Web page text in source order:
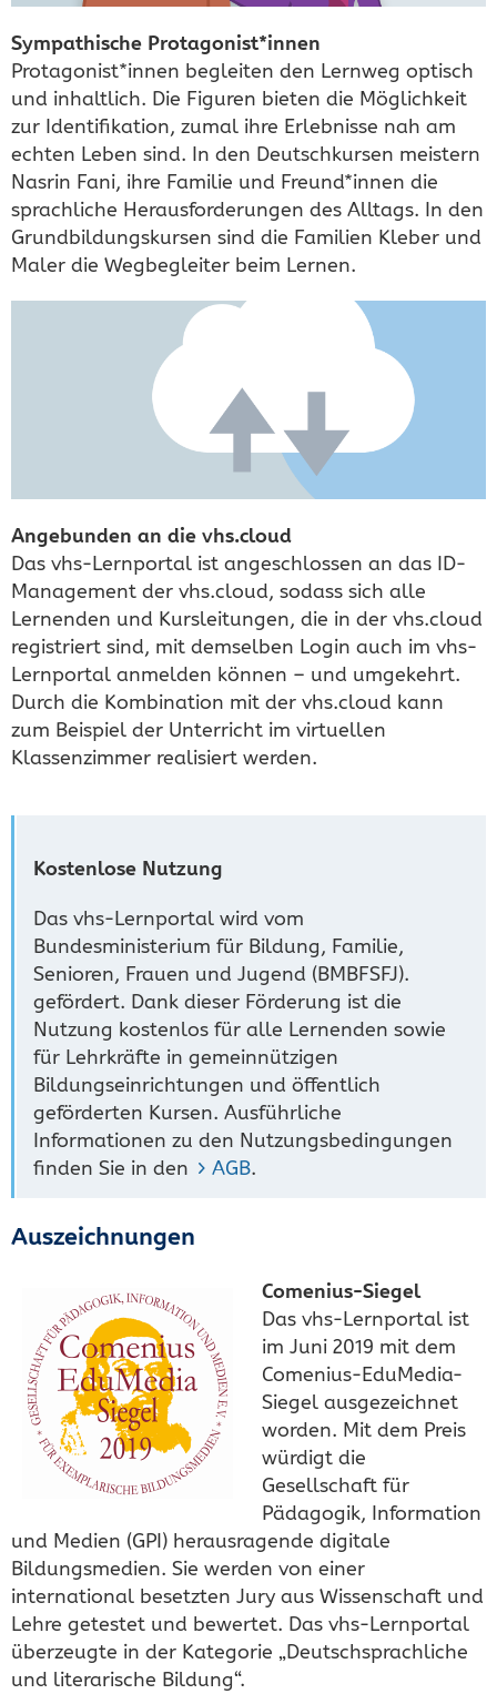
Sympathische Protagonist*innen
Protagonist*innen begleiten den Lernweg optisch
und inhaltlich. Die Figuren bieten die Möglichkeit
zur Identifikation, zumal ihre Erlebnisse nah am
echten Leben sind. In den Deutschkursen meistern
Nasrin Fani, ihre Familie und Freund*innen die
sprachliche Herausforderungen des Alltags. In den
Grundbildungskursen sind die Familien Kleber und
Maler die Wegbegleiter beim Lernen.
Angebunden an die vhs.cloud
Das vhs-Lernportal ist angeschlossen an das ID-
Management der vhs.cloud, sodass sich alle
Lernenden und Kursleitungen, die in der vhs.cloud
registriert sind, mit demselben Login auch im vhs-
Lernportal anmelden können – und umgekehrt.
Durch die Kombination mit der vhs.cloud kann
zum Beispiel der Unterricht im virtuellen
Klassenzimmer realisiert werden.
Kostenlose Nutzung
Das vhs-Lernportal wird vom
Bundesministerium für Bildung, Familie,
Senioren, Frauen und Jugend (BMBFSFJ).
gefördert. Dank dieser Förderung ist die
Nutzung kostenlos für alle Lernenden sowie
für Lehrkräfte in gemeinnützigen
Bildungseinrichtungen und öffentlich
geförderten Kursen. Ausführliche
Informationen zu den Nutzungsbedingungen
finden Sie in den
AGB.
Auszeichnungen
Comenius-Siegel
Das vhs-Lernportal ist
im Juni 2019 mit dem
Comenius-EduMedia-
Siegel ausgezeichnet
worden. Mit dem Preis
würdigt die
Gesellschaft für
Pädagogik, Information
und Medien (GPI) herausragende digitale
Bildungsmedien. Sie werden von einer
international besetzten Jury aus Wissenschaft und
Lehre getestet und bewertet. Das vhs-Lernportal
überzeugte in der Kategorie „Deutschsprachliche
und literarische Bildung“.